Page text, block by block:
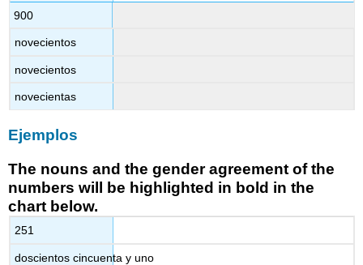
900
novecientos
novecientos
novecientas
Ejemplos
The nouns and the gender agreement of the
numbers will be highlighted in bold in the
chart below.
251
doscientos cincuenta y uno